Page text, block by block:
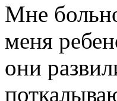
Мне
меня
они